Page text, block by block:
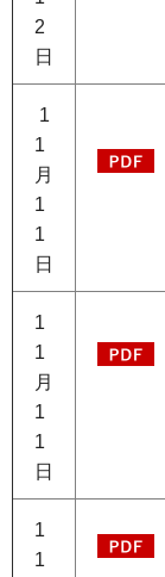
2
日
1
1
月
1
1
日
1
1
月
1
1
日
1
1